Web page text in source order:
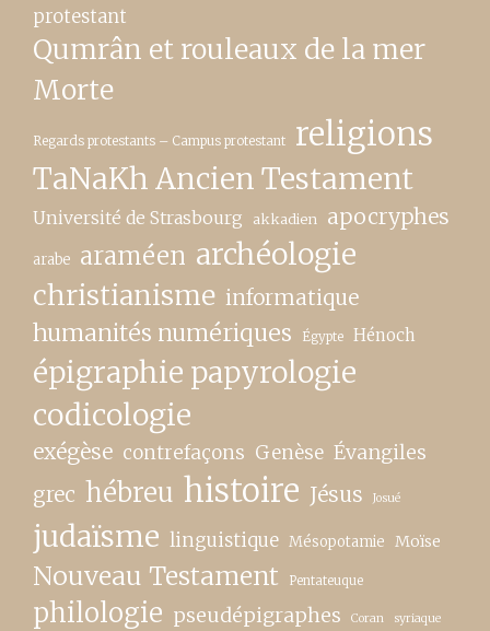
protestant
Qumrân et rouleaux de la mer
Morte
Regards protestants – Campus protestant religions
TaNaKh Ancien Testament
Université de Strasbourg akkadien apocryphes
arabe araméen archéologie
christianisme informatique
humanités numériques Égypte Hénoch
épigraphie papyrologie
codicologie
exégèse contrefaçons Genèse Évangiles
grec hébreu histoire Jésus Josué
judaïsme linguistique Mésopotamie Moïse
Nouveau Testament Pentateuque
philologie pseudépigraphes Coran syriaque